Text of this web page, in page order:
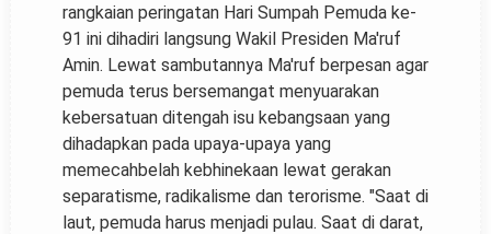
rangkaian peringatan Hari Sumpah Pemuda ke-
91 ini dihadiri langsung Wakil Presiden Ma'ruf
Amin. Lewat sambutannya Ma'ruf berpesan agar
pemuda terus bersemangat menyuarakan
kebersatuan ditengah isu kebangsaan yang
dihadapkan pada upaya-upaya yang
memecahbelah kebhinekaan lewat gerakan
separatisme, radikalisme dan terorisme. "Saat di
laut, pemuda harus menjadi pulau. Saat di darat,